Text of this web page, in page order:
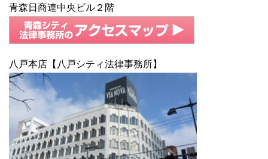
青森日商連中央ビル２階
八戸本店【八戸シティ法律事務所】